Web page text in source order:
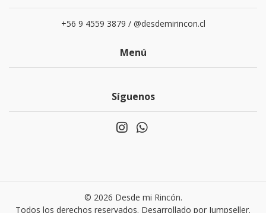
+56 9 4559 3879 / @desdemirincon.cl
Menú
Síguenos
© 2026 Desde mi Rincón.
Todos los derechos reservados. Desarrollado por Jumpseller.